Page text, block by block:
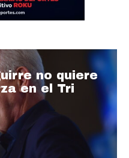
no quiere
en el Tri